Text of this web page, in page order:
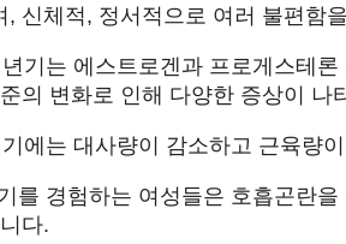
, 신체적, 정서적으로 여러 불편함
기는 에스트로겐과 프로게스테
의 변화로 인해 다양한 증상이 나
에는 대사량이 감소하고 근육량
를 경험하는 여성들은 호흡곤란
다.